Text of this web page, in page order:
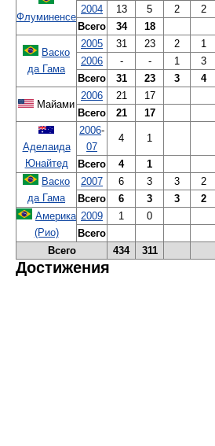
Флуминенсе
2004
13 5 2
2
Всего
34 18
Васко
да Гама
2005 31 23 2 1
2006
- - 1 3
Всего
31 23 3 4
Майами
2006 21
17
Всего
21 17
Аделаида
Юнайтед
2006-
07
4 1
Всего 4
1
Васко
да Гама
2007 6 3 3 2
Всего
6 3 3 2
Америка
(Рио)
2009 1
0
Всего
Всего
434 311
Достижения